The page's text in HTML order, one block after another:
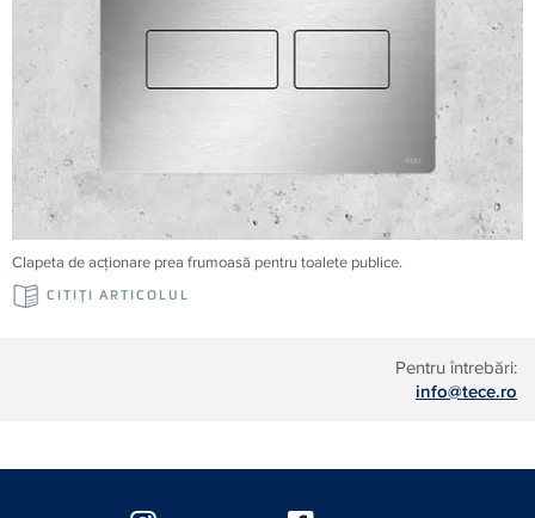
Pentru întrebări:
info@tece.ro
Clapeta de acționare prea frumoasă pentru toalete publice.
CITIŢI ARTICOLUL